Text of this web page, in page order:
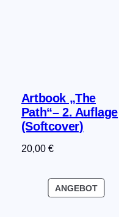
Artbook „The
Path“– 2. Auflage
(Softcover)
20,00 €
ANGEBOT